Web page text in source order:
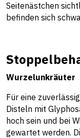
Seitenästchen
befinden sich
Wurzelunkräuter
Für eine
Disteln mit
hoch sein und bei
gewartet werden.